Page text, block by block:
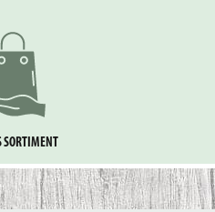
SORTIMENT